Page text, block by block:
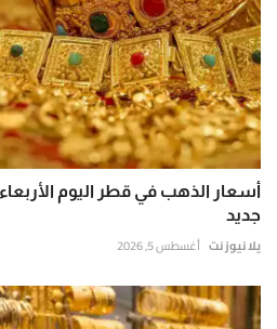
جديد
يلا نيوز نت أغسطس 5, 2026